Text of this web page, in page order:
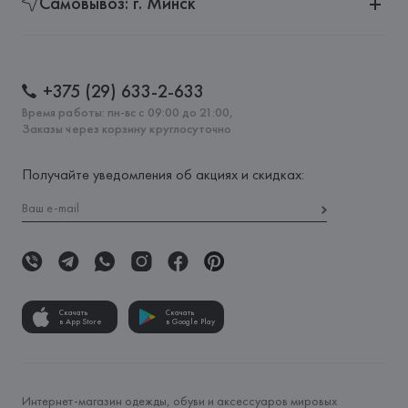
+375 (29) 633-2-633
Время работы: пн-вс с 09:00 до 21:00,
Заказы через корзину круглосуточно
Получайте уведомления об акциях и скидках:
Скачать
в App Store
Скачать
в Google Play
Интернет-магазин одежды, обуви и аксессуаров мировых